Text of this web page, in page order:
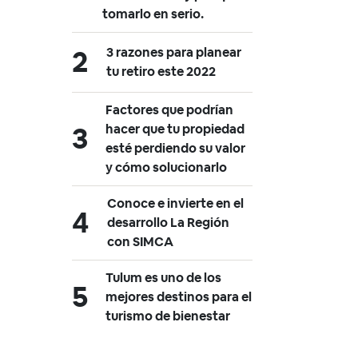
tomarlo en serio.
3 razones para planear
tu retiro este 2022
Factores que podrían
hacer que tu propiedad
esté perdiendo su valor
y cómo solucionarlo
Conoce e invierte en el
desarrollo La Región
con SIMCA
Tulum es uno de los
mejores destinos para el
turismo de bienestar